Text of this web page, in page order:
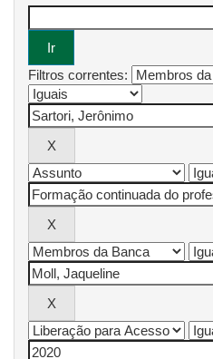
Filtros correntes: